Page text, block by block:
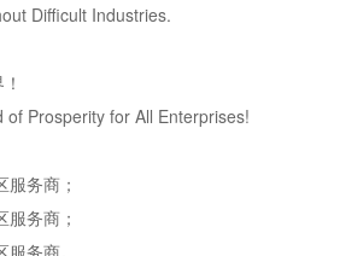
Difficult Industries.
Prosperity for All Enterprises!
务商；
务商；
务商。